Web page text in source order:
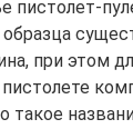
пистолет-
при этом
такое